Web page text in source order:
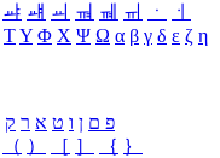
ㆇ ㆈ ㆉ ㆊ ㆋ ㆌ ㆍ
ㆎ
ΤΥ Φ Χ Ψ Ω α β γ δ ε ζ η
פ ם ן ו ט א ר ק
（ ） ［ ］ ｛ ｝